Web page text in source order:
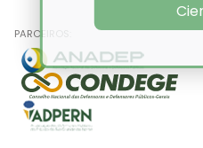
PARCEIROS: